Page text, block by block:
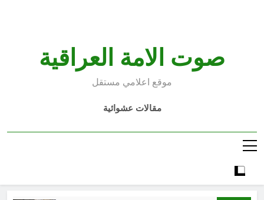
صوت الامة العراقية
موقع اعلامي مستقل
مقالات عشوائية